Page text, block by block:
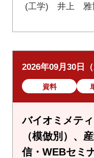
(工学) 井上
2026年09月30日
資料
バイオミメテ
（模倣別）、
信・WEBセミ